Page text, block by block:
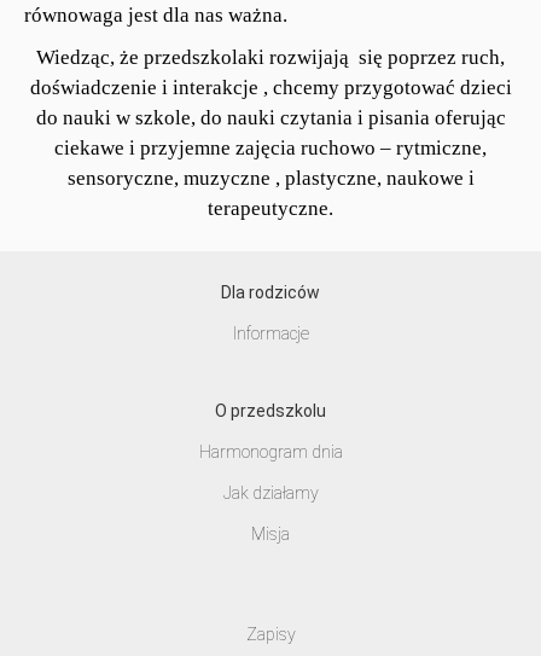
równowaga jest dla nas ważna.
Wiedząc, że przedszkolaki rozwijają się poprzez ruch,
doświadczenie i interakcje , chcemy przygotować dzieci
do nauki w szkole, do nauki czytania i pisania oferując
ciekawe i przyjemne zajęcia ruchowo – rytmiczne,
sensoryczne, muzyczne , plastyczne, naukowe i
terapeutyczne.
Dla rodziców
Informacje
O przedszkolu
Harmonogram dnia
Jak działamy
Misja
Zapisy